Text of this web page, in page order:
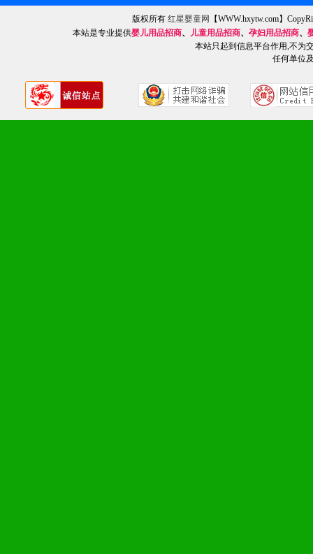
1、不断提升品牌的知名度
2、不断开创新产品不断
化。
版权所有红星婴童网
【WWW.hxytw.com】
本站是专业提供婴儿用品招商、 儿童用品招商、 孕妇用品招商、
本站只起到信息平台作用,不为
任何单位